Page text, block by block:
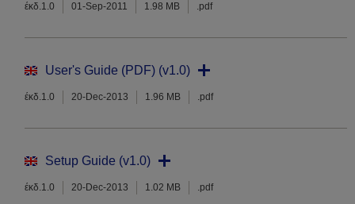
έκδ.1.0 01-Sep-2011 1.98 MB .pdf
User's Guide (PDF) (v1.0)
έκδ.1.0 20-Dec-2013 1.96 MB .pdf
Setup Guide (v1.0)
έκδ.1.0 20-Dec-2013 1.02 MB .pdf